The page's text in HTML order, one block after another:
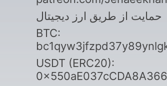
حمایت از طریق ارز دیجیتال
BTC:
USDT (ERC20):